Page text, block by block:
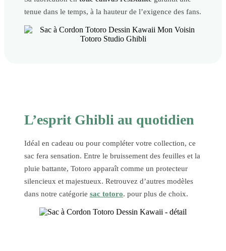
tenue dans le temps, à la hauteur de l’exigence des fans.
L’esprit Ghibli au quotidien
Idéal en cadeau ou pour compléter votre collection, ce
sac fera sensation. Entre le bruissement des feuilles et la
pluie battante, Totoro apparaît comme un protecteur
silencieux et majestueux. Retrouvez d’autres modèles
dans notre catégorie sac totoro. pour plus de choix.